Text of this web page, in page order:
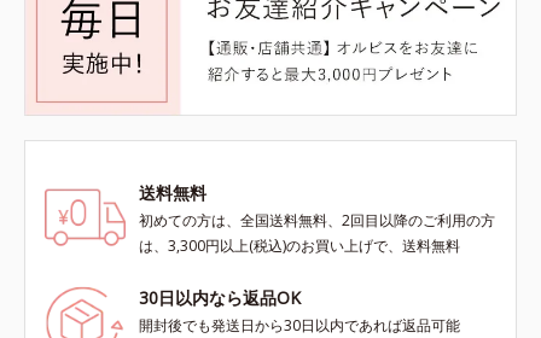
送料無料
初めての方は、全国送料無料、2回目以降のご利用の方
は、3,300円以上(税込)のお買い上げで、送料無料
30日以内なら返品OK
開封後でも発送日から30日以内であれば返品可能